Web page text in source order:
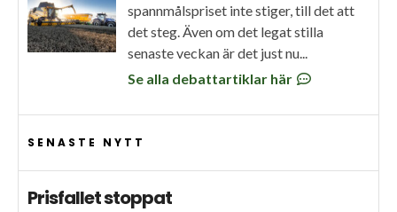
spannmålspriset inte stiger, till det att
det steg. Även om det legat stilla
senaste veckan är det just nu...
Se alla debattartiklar här
SENASTE NYTT
Prisfallet stoppat